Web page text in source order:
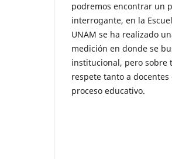
podremos encontrar un
interrogante, en la
UNAM se ha realizado
medición en donde se
institucional, pero sobre
respete tanto a
proceso educativo.